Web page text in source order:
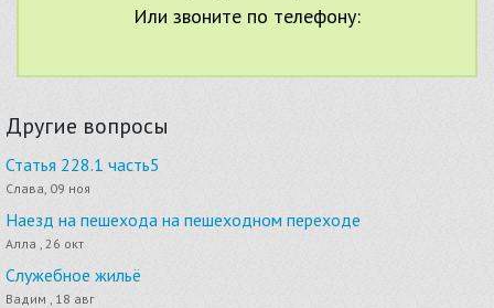
Или звоните по телефону:
Другие вопросы
Статья 228.1 часть5
Слава, 09 ноя
Наезд на пешехода на пешеходном переходе
Алла , 26 окт
Служебное жильё
Вадим , 18 авг